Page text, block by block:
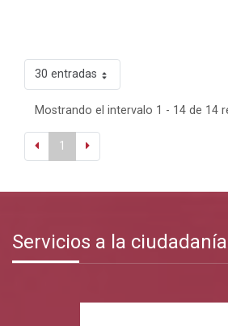
30 entradas
Mostrando el intervalo 1 - 14 de 14
1
Servicios a la ciudadanía